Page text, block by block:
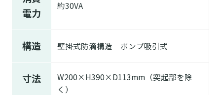
電力
約30VA
構造 壁掛式防滴構造 ポンプ吸引式
寸法
W200×H390×D113mm（突起部を除
く）